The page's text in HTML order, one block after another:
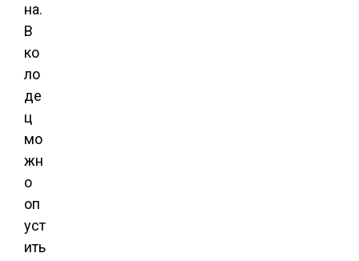
на.
В
ко
ло
де
ц
мо
жн
о
оп
уст
ить